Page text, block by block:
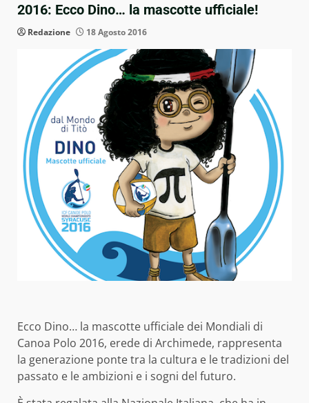
2016: Ecco Dino… la mascotte ufficiale!
Redazione 18 Agosto 2016
Ecco Dino… la mascotte ufficiale dei Mondiali di
Canoa Polo 2016, erede di Archimede, rappresenta
la generazione ponte tra la cultura e le tradizioni del
passato e le ambizioni e i sogni del futuro.